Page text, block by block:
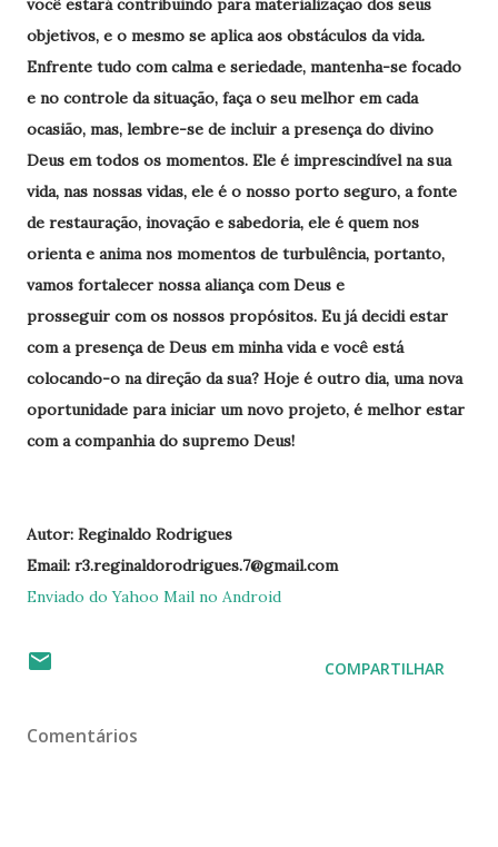
você estará contribuindo para materialização dos seus
objetivos, e o mesmo se aplica aos obstáculos da vida.
Enfrente tudo com calma e seriedade, mantenha-se focado
e no controle da situação, faça o seu melhor em cada
ocasião, mas, lembre-se de incluir a presença do divino
Deus em todos os momentos. Ele é imprescindível na sua
vida, nas nossas vidas, ele é o nosso porto seguro, a fonte
de restauração, inovação e sabedoria, ele é quem nos
orienta e anima nos momentos de turbulência, portanto,
vamos fortalecer nossa aliança com Deus e
prosseguir com os nossos propósitos. Eu já decidi estar
com a presença de Deus em minha vida e você está
colocando-o na direção da sua? Hoje é outro dia, uma nova
oportunidade para iniciar um novo projeto, é melhor estar
com a companhia do supremo Deus!
Autor: Reginaldo Rodrigues
Email: r3.reginaldorodrigues.7@gmail.com
Enviado do Yahoo Mail no Android
COMPARTILHAR
Comentários